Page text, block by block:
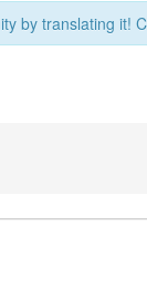
by translating it!